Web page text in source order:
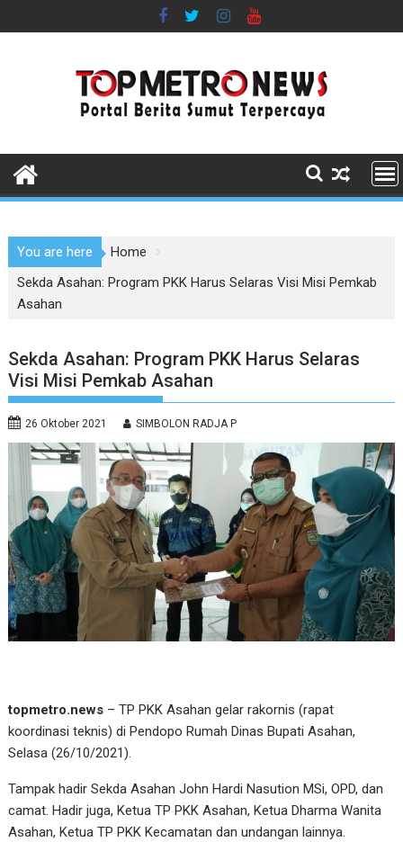
to
You are here
Home
Sekda Asahan: Program PKK Harus Selaras Visi Misi Pemkab
Asahan
Sekda Asahan: Program PKK Harus Selaras
Visi Misi Pemkab Asahan
26 Oktober 2021 SIMBOLON RADJA P
topmetro.news – TP PKK Asahan gelar rakornis (rapat
koordinasi teknis) di Pendopo Rumah Dinas Bupati Asahan,
Selasa (26/10/2021).
Tampak hadir Sekda Asahan John Hardi Nasution MSi, OPD, dan
camat. Hadir juga, Ketua TP PKK Asahan, Ketua Dharma Wanita
Asahan, Ketua TP PKK Kecamatan dan undangan lainnya.